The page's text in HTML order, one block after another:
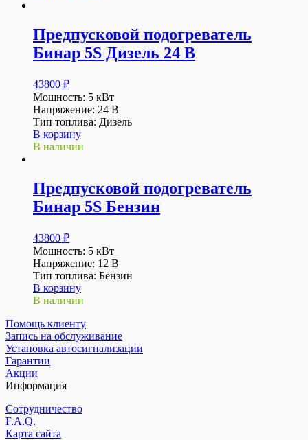
Предпусковой подогреватель
Бинар 5S Дизель 24 В
43800 ₽
Мощность: 5 кВт
Напряжение: 24 В
Тип топлива: Дизель
В корзину
В наличии
Предпусковой подогреватель
Бинар 5S Бензин
43800 ₽
Мощность: 5 кВт
Напряжение: 12 В
Тип топлива: Бензин
В корзину
В наличии
Помощь клиенту
Запись на обслуживание
Установка автосигнализации
Гарантии
Акции
Информация
Сотрудничество
F.A.Q.
Карта сайта